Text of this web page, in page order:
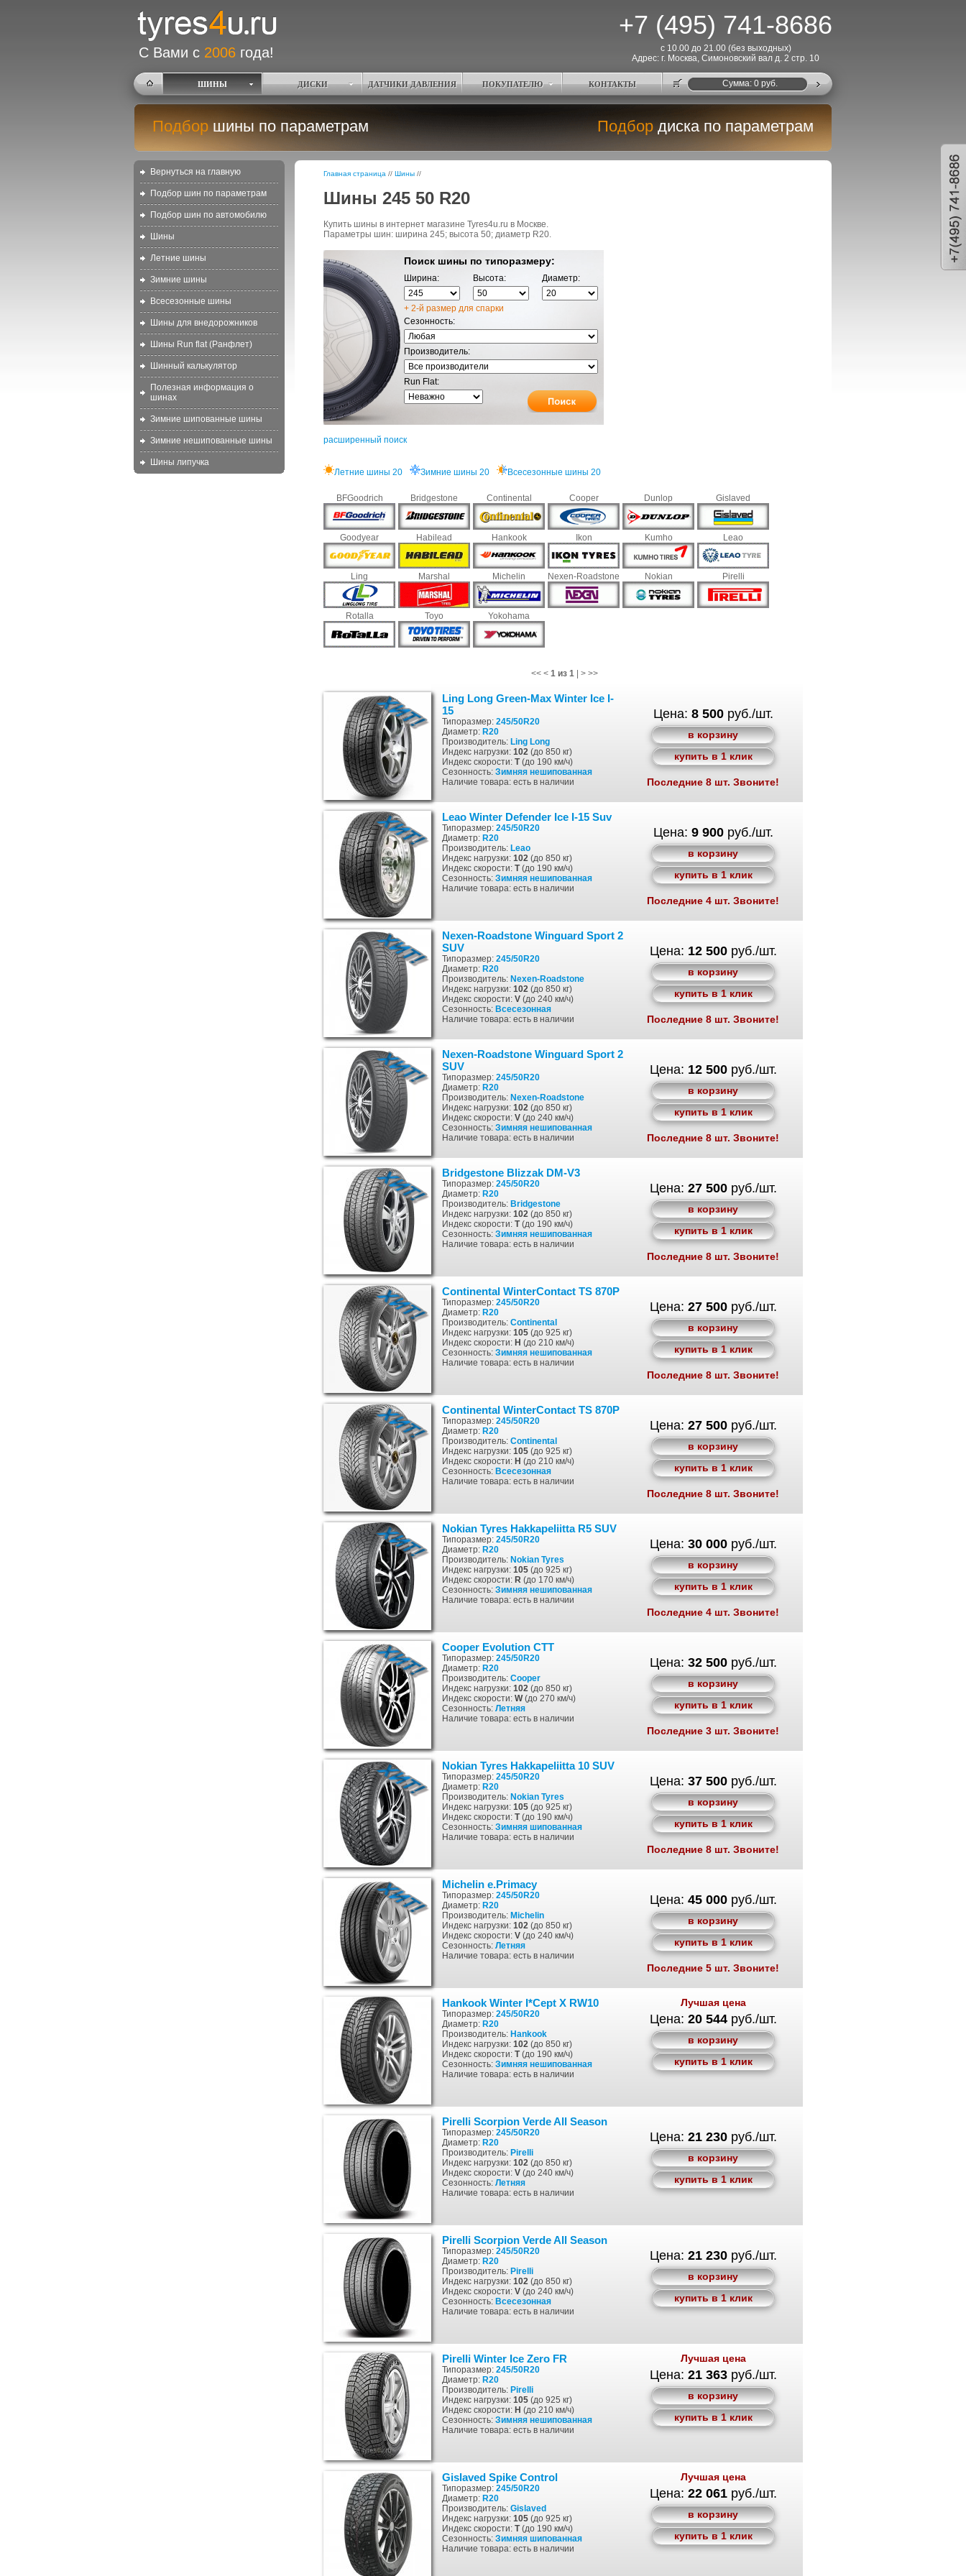
+7 (495) 741-8686
С Вами с 2006 года!
с 10.00 до 21.00 (без выходных)
Адрес: г. Москва, Симоновский вал д. 2 стр. 10
ШИНЫ ДИСКИ ДАТЧИКИ ДАВЛЕНИЯ ПОКУПАТЕЛЮ КОНТАКТЫ Cумма: 0руб.
Подбор шины по параметрам Подбор диска по параметрам
Вернуться на главную
Подбор шин по параметрам
Подбор шин по автомобилю
Шины
Летние шины
Зимние шины
Всесезонные шины
Шины для внедорожников
Шины Run flat (Ранфлет)
Шинный калькулятор
Полезная информация о
шинах
Зимние шипованные шины
Зимние нешипованные шины
Шины липучка
Главная страница // Шины //
Шины 245 50 R20
Купить шины в интернет магазине Tyres4u.ru в Москве.
Параметры шин: ширина 245; высота 50; диаметр R20.
Поиск шины по типоразмеру:
Ширина: Высота: Диаметр:
+ 2-й размер для спарки
Сезонность:
Производитель:
Run Flat:
расширенный поиск
Летние шины 20 Зимние шины 20 Всесезонные шины 20
BFGoodrich Bridgestone Continental Cooper Dunlop Gislaved
Goodyear Habilead Hankook Ikon Kumho Leao
Ling Marshal Michelin Nexen-Roadstone Nokian Pirelli
Rotalla Toyo Yokohama
<< < 1 из 1 | > >>
Ling Long Green-Max Winter Ice I-
15
Типоразмер: 245/50R20
Диаметр: R20
Производитель: Ling Long
Индекс нагрузки: 102 (до 850 кг)
Индекс скорости: T(до 190 км/ч)
Сезонность: Зимняя нешипованная
Наличие товара: есть в наличии
Цена: 8 500руб./шт.
в корзину
купить в 1 клик
Последние 8 шт. Звоните!
Leao Winter Defender Ice I-15 Suv
Типоразмер: 245/50R20
Диаметр: R20
Производитель: Leao
Индекс нагрузки: 102 (до 850 кг)
Индекс скорости: T(до 190 км/ч)
Сезонность: Зимняя нешипованная
Наличие товара: есть в наличии
Цена: 9 900руб./шт.
в корзину
купить в 1 клик
Последние 4 шт. Звоните!
Nexen-Roadstone Winguard Sport 2
SUV
Типоразмер: 245/50R20
Диаметр: R20
Производитель: Nexen-Roadstone
Индекс нагрузки: 102 (до 850 кг)
Индекс скорости: V (до 240 км/ч)
Сезонность: Всесезонная
Наличие товара: есть в наличии
Цена: 12 500руб./шт.
в корзину
купить в 1 клик
Последние 8 шт. Звоните!
Nexen-Roadstone Winguard Sport 2
SUV
Типоразмер: 245/50R20
Диаметр: R20
Производитель: Nexen-Roadstone
Индекс нагрузки: 102 (до 850 кг)
Индекс скорости: V (до 240 км/ч)
Сезонность: Зимняя нешипованная
Наличие товара: есть в наличии
Цена: 12 500руб./шт.
в корзину
купить в 1 клик
Последние 8 шт. Звоните!
Bridgestone Blizzak DM-V3
Типоразмер: 245/50R20
Диаметр: R20
Производитель: Bridgestone
Индекс нагрузки: 102 (до 850 кг)
Индекс скорости: T(до 190 км/ч)
Сезонность: Зимняя нешипованная
Наличие товара: есть в наличии
Цена: 27 500руб./шт.
в корзину
купить в 1 клик
Последние 8 шт. Звоните!
Continental WinterContact TS 870P
Типоразмер: 245/50R20
Диаметр: R20
Производитель: Continental
Индекс нагрузки: 105 (до 925 кг)
Индекс скорости: H (до 210 км/ч)
Сезонность: Зимняя нешипованная
Наличие товара: есть в наличии
Цена: 27 500руб./шт.
в корзину
купить в 1 клик
Последние 8 шт. Звоните!
Continental WinterContact TS 870P
Типоразмер: 245/50R20
Диаметр: R20
Производитель: Continental
Индекс нагрузки: 105 (до 925 кг)
Индекс скорости: H (до 210 км/ч)
Сезонность: Всесезонная
Наличие товара: есть в наличии
Цена: 27 500руб./шт.
в корзину
купить в 1 клик
Последние 8 шт. Звоните!
Nokian Tyres Hakkapeliitta R5 SUV
Типоразмер: 245/50R20
Диаметр: R20
Производитель: Nokian Tyres
Индекс нагрузки: 105 (до 925 кг)
Индекс скорости: R (до 170 км/ч)
Сезонность: Зимняя нешипованная
Наличие товара: есть в наличии
Цена: 30 000руб./шт.
в корзину
купить в 1 клик
Последние 4 шт. Звоните!
Cooper Evolution CTT
Типоразмер: 245/50R20
Диаметр: R20
Производитель: Cooper
Индекс нагрузки: 102 (до 850 кг)
Индекс скорости: W(до 270 км/ч)
Сезонность: Летняя
Наличие товара: есть в наличии
Цена: 32 500руб./шт.
в корзину
купить в 1 клик
Последние 3 шт. Звоните!
Nokian Tyres Hakkapeliitta 10 SUV
Типоразмер: 245/50R20
Диаметр: R20
Производитель: Nokian Tyres
Индекс нагрузки: 105 (до 925 кг)
Индекс скорости: T(до 190 км/ч)
Сезонность: Зимняя шипованная
Наличие товара: есть в наличии
Цена: 37 500руб./шт.
в корзину
купить в 1 клик
Последние 8 шт. Звоните!
Michelin e.Primacy
Типоразмер: 245/50R20
Диаметр: R20
Производитель: Michelin
Индекс нагрузки: 102 (до 850 кг)
Индекс скорости: V (до 240 км/ч)
Сезонность: Летняя
Наличие товара: есть в наличии
Цена: 45 000руб./шт.
в корзину
купить в 1 клик
Последние 5 шт. Звоните!
Hankook Winter I*Cept X RW10
Типоразмер: 245/50R20
Диаметр: R20
Производитель: Hankook
Индекс нагрузки: 102 (до 850 кг)
Индекс скорости: T(до 190 км/ч)
Сезонность: Зимняя нешипованная
Наличие товара: есть в наличии
Лучшая цена
Цена: 20 544руб./шт.
в корзину
купить в 1 клик
Pirelli Scorpion Verde All Season
Типоразмер: 245/50R20
Диаметр: R20
Производитель: Pirelli
Индекс нагрузки: 102 (до 850 кг)
Индекс скорости: V (до 240 км/ч)
Сезонность: Летняя
Наличие товара: есть в наличии
Цена: 21 230руб./шт.
в корзину
купить в 1 клик
Pirelli Scorpion Verde All Season
Типоразмер: 245/50R20
Диаметр: R20
Производитель: Pirelli
Индекс нагрузки: 102 (до 850 кг)
Индекс скорости: V (до 240 км/ч)
Сезонность: Всесезонная
Наличие товара: есть в наличии
Цена: 21 230руб./шт.
в корзину
купить в 1 клик
Pirelli Winter Ice Zero FR
Типоразмер: 245/50R20
Диаметр: R20
Производитель: Pirelli
Индекс нагрузки: 105 (до 925 кг)
Индекс скорости: H (до 210 км/ч)
Сезонность: Зимняя нешипованная
Наличие товара: есть в наличии
Лучшая цена
Цена: 21 363руб./шт.
в корзину
купить в 1 клик
Gislaved Spike Control
Типоразмер: 245/50R20
Диаметр: R20
Производитель: Gislaved
Индекс нагрузки: 105 (до 925 кг)
Индекс скорости: T(до 190 км/ч)
Сезонность: Зимняя шипованная
Наличие товара: есть в наличии
Лучшая цена
Цена: 22 061руб./шт.
в корзину
купить в 1 клик